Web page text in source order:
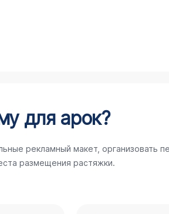
для арок?
рекламный макет, организовать
размещения растяжки.